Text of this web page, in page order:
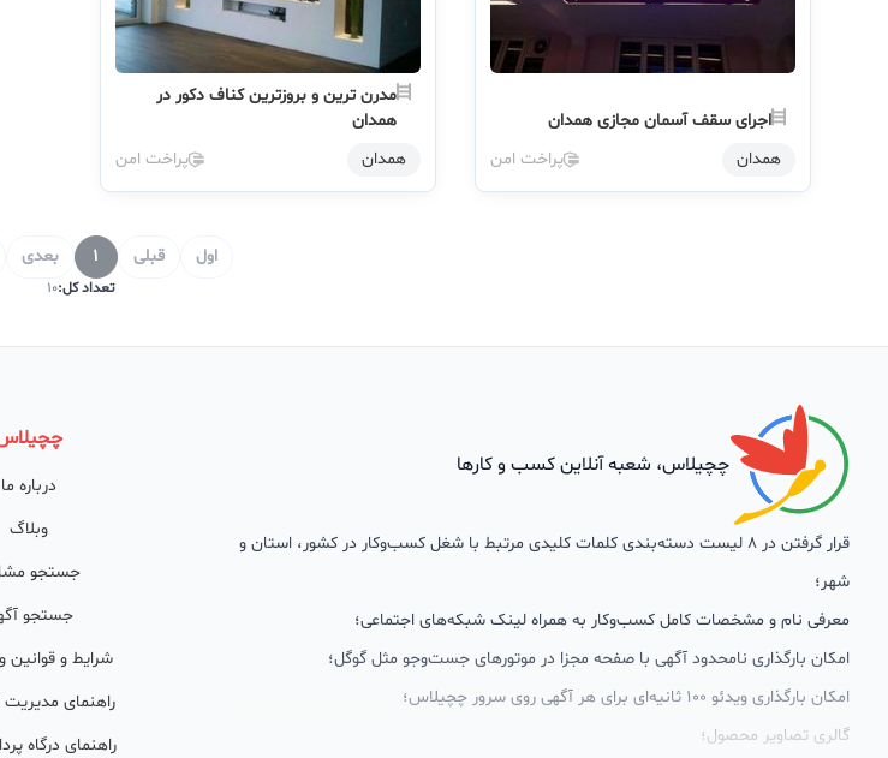
اجرای سقف آسمان مجازی همدان
همدان
پراخت امن
مدرن ترین و بروزترین کناف دکور در
همدان
همدان
پراخت امن
اول قبلی 1 بعدی
تعداد کل:10
چچیلاس، شعبه آنلاین کسب و کارها
قرار گرفتن در 8 لیست دسته‌بندی کلمات کلیدی مرتبط با شغل کسب‌وکار در کشور، استان و
شهر؛
معرفی نام و مشخصات کامل کسب‌وکار به همراه لینک شبکه‌های اجتماعی؛
امکان بارگذاری نامحدود آگهی با صفحه مجزا در موتورهای جست‌وجو مثل گوگل؛
امکان بارگذاری ویدئو 100 ثانیه‌ای برای هر آگهی روی سرور چچیلاس؛
گالری تصاویر محصول؛
درباره ما
وبلاگ
جستجو
جستجو
شرایط و قوانین
راهنمای
راهنمای درگاه